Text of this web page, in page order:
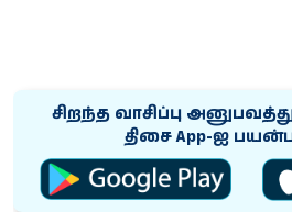
சிறந்த வாசிப்பு
திசை App-ஐ